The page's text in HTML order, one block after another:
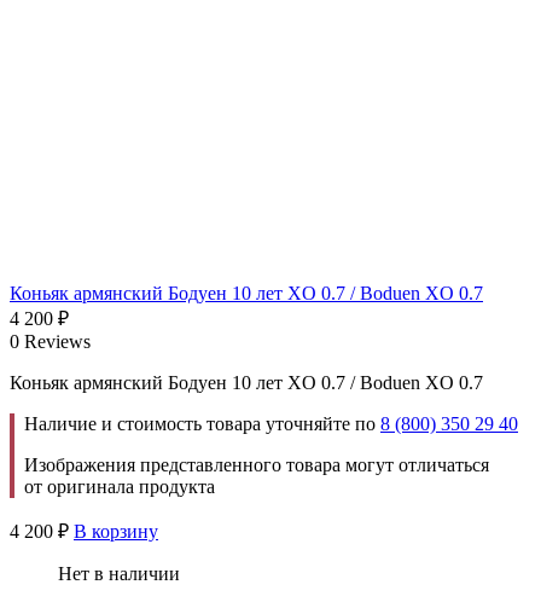
Коньяк армянский Бодуен 10 лет XO 0.7 / Boduen XO 0.7
4 200 ₽
0 Reviews
Коньяк армянский Бодуен 10 лет XO 0.7 / Boduen XO 0.7
Наличие и стоимость товара уточняйте по 8 (800) 350 29 40
Изображения представленного товара могут отличаться
от оригинала продукта
4 200 ₽ В корзину
Нет в наличии